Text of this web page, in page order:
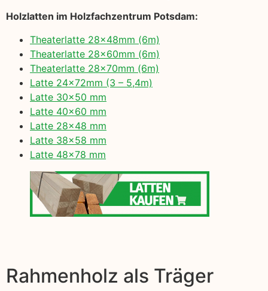
Holzlatten im Holzfachzentrum Potsdam:
Theaterlatte 28x48mm (6m)
Theaterlatte 28x60mm (6m)
Theaterlatte 28x70mm (6m)
Latte 24x72mm (3 – 5,4m)
Latte 30×50 mm
Latte 40×60 mm
Latte 28×48 mm
Latte 38×58 mm
Latte 48×78 mm
Rahmenholz als Träger